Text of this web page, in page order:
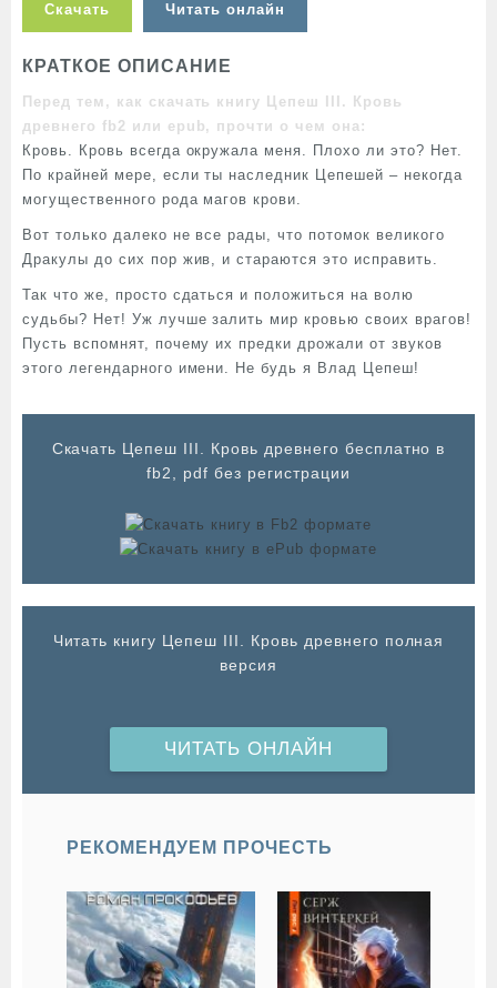
Скачать Читать онлайн
КРАТКОЕ ОПИСАНИЕ
Перед тем, как скачать книгу Цепеш III. Кровь
древнего fb2 или epub, прочти о чем она:
Кровь. Кровь всегда окружала меня. Плохо ли это? Нет.
По крайней мере, если ты наследник Цепешей – некогда
могущественного рода магов крови.
Вот только далеко не все рады, что потомок великого
Дракулы до сих пор жив, и стараются это исправить.
Так что же, просто сдаться и положиться на волю
судьбы? Нет! Уж лучше залить мир кровью своих врагов!
Пусть вспомнят, почему их предки дрожали от звуков
этого легендарного имени. Не будь я Влад Цепеш!
Cкачать Цепеш III. Кровь древнего бесплатно в
fb2, pdf без регистрации
Читать книгу Цепеш III. Кровь древнего полная
версия
ЧИТАТЬ ОНЛАЙН
РЕКОМЕНДУЕМ ПРОЧЕСТЬ